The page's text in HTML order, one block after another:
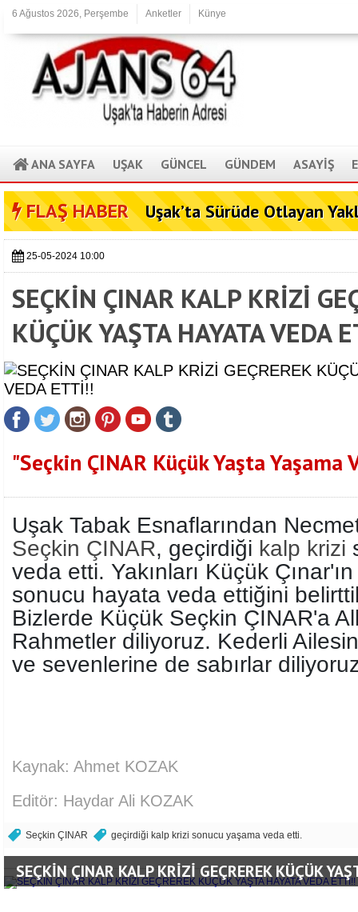
6 Ağustos 2026, Perşembe Anketler Künye
ANA SAYFA UŞAK GÜNCEL GÜNDEM ASAYİŞ
FLAŞ HABER Uşak’ta Sürüde Otlayan
25-05-2024 10:00
SEÇKİN ÇINAR KALP KRİZİ
KÜÇÜK YAŞTA HAYATA VEDA
"Seçkin ÇINAR Küçük Yaşta Yaşama
Uşak Tabak Esnaflarından
Seçkin ÇINAR, geçirdiği kalp krizi
veda etti. Yakınları Küçük
sonucu hayata veda ettiğini
Bizlerde Küçük Seçkin ÇINAR'a
Rahmetler diliyoruz. Kederli
ve sevenlerine de sabırlar
Kaynak: Ahmet KOZAK
Editör: Haydar Ali KOZAK
Seçkin ÇINAR geçirdiği kalp krizi sonucu yaşama veda etti.
SEÇKİN ÇINAR KALP KRİZİ GEÇREREK KÜÇÜK